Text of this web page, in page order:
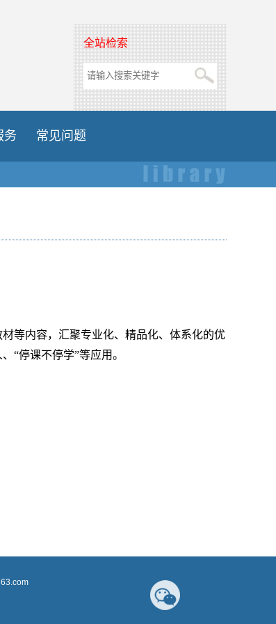
全站检索
务 常见问题
等内容，汇聚专业化、精品化、体系化的优
“停课不停学”等应用。